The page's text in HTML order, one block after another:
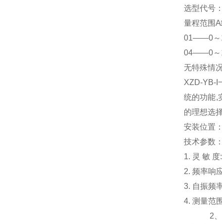
选型代号
量程范围
01——0～
04——0～
无特殊情
XZD-YB-I
统的功能,
的理想选
安装位置
技术参数
1. 灵 敏
2. 频率响
3. 自振频
4. 测量范
2、0～